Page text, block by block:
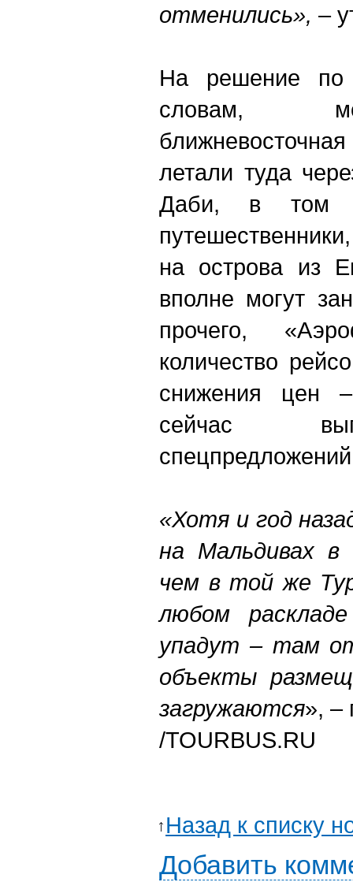
отменились», –
На решение по
словам,
летали туда
Даби, в том
на острова из
вполне могут
прочего,
количество
снижения цен
сейчас
«Хотя и год
на Мальдивах в
чем в той же
любом
упадут – там
объекты
загружаются», –
/TOURBUS.RU
Назад к списку
Добавить